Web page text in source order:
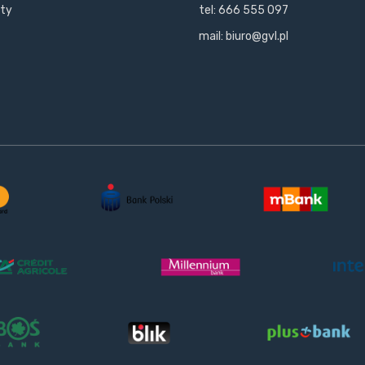
tel: 666 555 097
mail: biuro@gvl.pl